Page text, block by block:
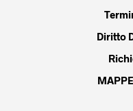
Diritto